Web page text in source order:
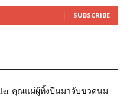
SUBSCRIBE
คุณแม่ผู้ทิ้งปืนมาจับขวดนม